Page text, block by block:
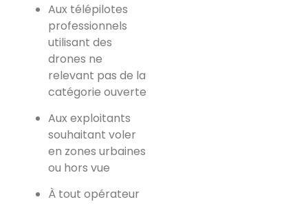
Aux télépilotes
professionnels
utilisant des
drones ne
relevant pas de la
catégorie ouverte
Aux exploitants
souhaitant voler
en zones urbaines
ou hors vue
À tout opérateur